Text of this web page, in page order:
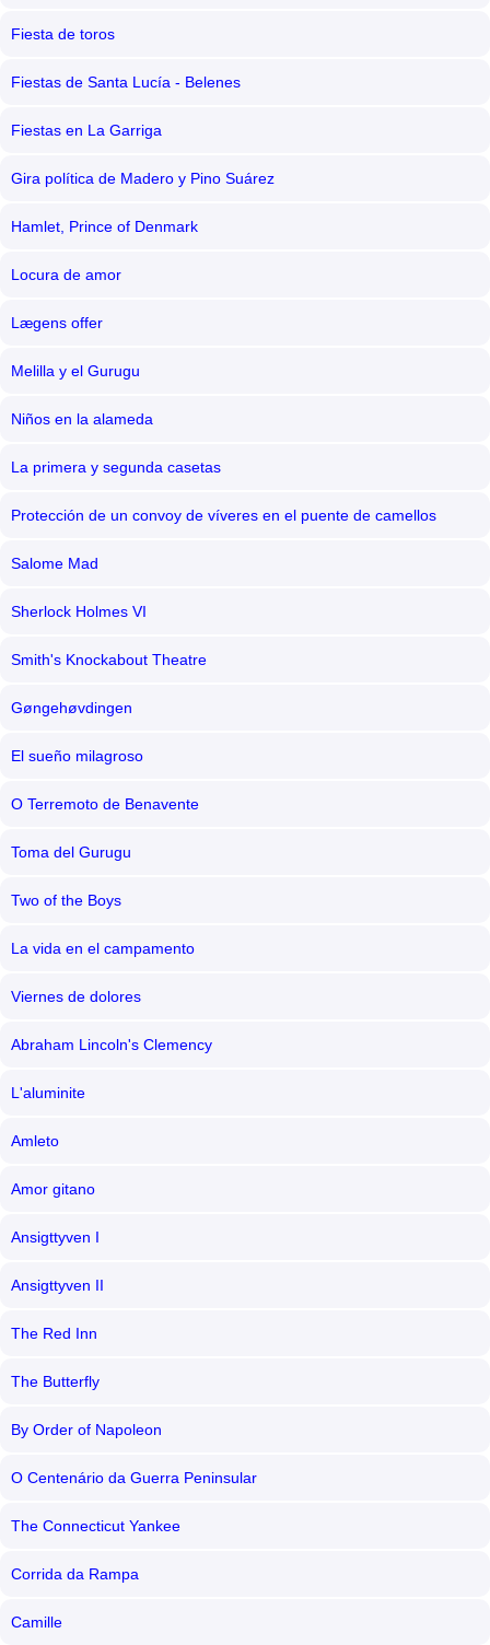
Fiesta de toros
Fiestas de Santa Lucía - Belenes
Fiestas en La Garriga
Gira política de Madero y Pino Suárez
Hamlet, Prince of Denmark
Locura de amor
Lægens offer
Melilla y el Gurugu
Niños en la alameda
La primera y segunda casetas
Protección de un convoy de víveres en el puente de camellos
Salome Mad
Sherlock Holmes VI
Smith's Knockabout Theatre
Gøngehøvdingen
El sueño milagroso
O Terremoto de Benavente
Toma del Gurugu
Two of the Boys
La vida en el campamento
Viernes de dolores
Abraham Lincoln's Clemency
L'aluminite
Amleto
Amor gitano
Ansigttyven I
Ansigttyven II
The Red Inn
The Butterfly
By Order of Napoleon
O Centenário da Guerra Peninsular
The Connecticut Yankee
Corrida da Rampa
Camille